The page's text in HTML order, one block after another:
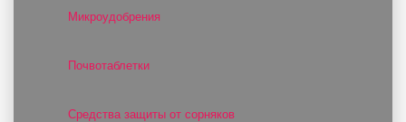
Микроудобрения
Почвотаблетки
Средства защиты от сорняков